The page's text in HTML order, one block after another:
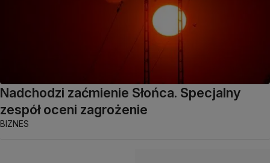
Nadchodzi zaćmienie Słońca. Specjalny
zespół oceni zagrożenie
BIZNES